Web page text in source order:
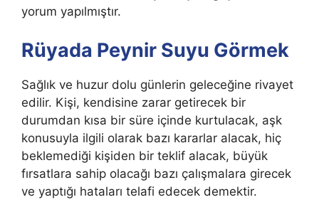
yorum yapılmıştır.
Rüyada Peynir Suyu Görmek
Sağlık ve huzur dolu günlerin geleceğine rivayet
edilir. Kişi, kendisine zarar getirecek bir
durumdan kısa bir süre içinde kurtulacak, aşk
konusuyla ilgili olarak bazı kararlar alacak, hiç
beklemediği kişiden bir teklif alacak, büyük
fırsatlara sahip olacağı bazı çalışmalara girecek
ve yaptığı hataları telafi edecek demektir.